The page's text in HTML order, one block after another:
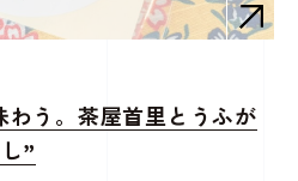
う。茶屋首里とうふが
”